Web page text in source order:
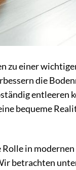
zu einer
die
entleeren
bequeme
in
betrachten